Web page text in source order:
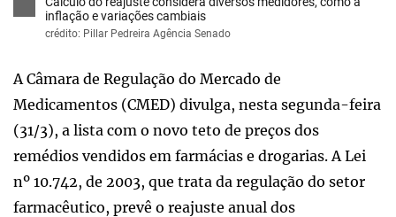
inflação e variações cambiais
crédito: Pillar Pedreira Agência Senado
A Câmara de Regulação do Mercado de
Medicamentos (CMED) divulga, nesta segunda-feira
(31/3), a lista com o novo teto de preços dos
remédios vendidos em farmácias e drogarias. A Lei
nº 10.742, de 2003, que trata da regulação do setor
farmacêutico, prevê o reajuste anual dos